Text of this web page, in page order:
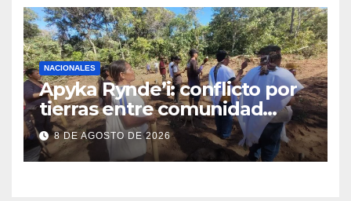
NACIONALES
Apyka Rynde’i: conflicto por
tierras entre comunidad
indígena y un estanciero
brasileño en Amambay
8 DE AGOSTO DE 2026